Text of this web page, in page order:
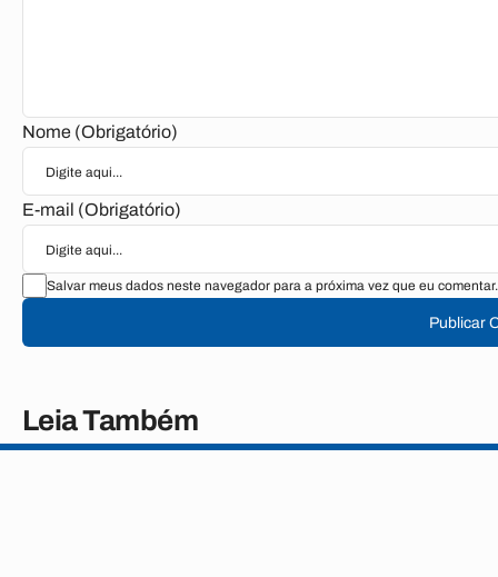
Nome (Obrigatório)
E-mail (Obrigatório)
Salvar meus dados neste navegador para a próxima vez que eu comentar.
Publicar
Leia Também